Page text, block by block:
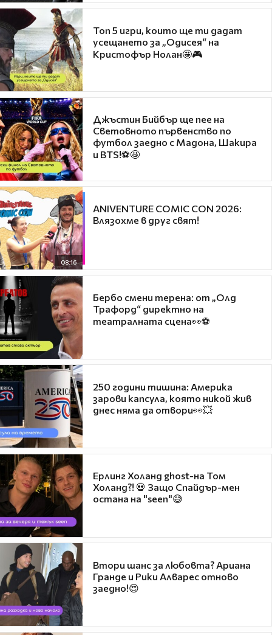
Топ 5 игри, които ще ти дадат
усещането за „Одисея“ на
Кристофър Нолан🤩🎮
Джъстин Бийбър ще пее на
Световното първенство по
футбол заедно с Мадона, Шакира
и BTS!⚽🤩
08:16
ANIVENTURE COMIC CON 2026:
Влязохме в друг свят!
Бербо смени терена: от „Олд
Трафорд“ директно на
театралната сцена👀⚽
250 години тишина: Америка
зарови капсула, която никой жив
днес няма да отвори👀💥
Ерлинг Холанд ghost-на Том
Холанд?! 💀 Защо Спайдър-мен
остана на "seen"😅
Втори шанс за любовта? Ариана
Гранде и Рики Алварес отново
заедно!😍